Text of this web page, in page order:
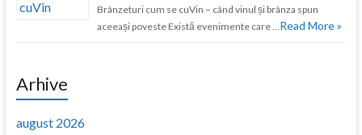
Brânzeturi cum se cuVin – când vinul și brânza spun
aceeași poveste Există evenimente care … Read More »
Arhive
august 2026